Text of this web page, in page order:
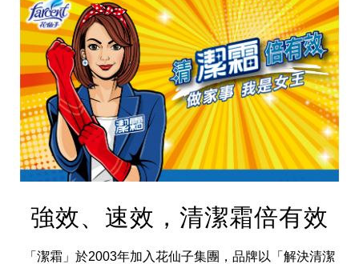
集團歷史
財務資訊
提供年報、每季財報、法說會資訊
海外代理
不斷創新突破，致力提供消費者更舒適、方便的居家生
活
強效、速效，清潔霜倍有效
「潔霜」於2003年加入花仙子集團，品牌以「解決清潔